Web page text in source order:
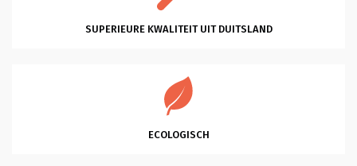
SUPERIEURE KWALITEIT UIT DUITSLAND
ECOLOGISCH